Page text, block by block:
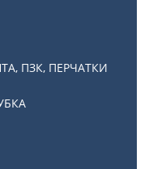
ПЗК, ПЕРЧАТКИ